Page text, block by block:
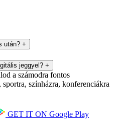
után? +
jeggyel? +
a számodra fontos
színházra, konferenciákra
GET IT ON Google Play